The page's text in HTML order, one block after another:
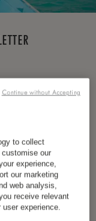
to collect
our
experience,
our marketing
web analysis,
receive relevant
experience.
Continue without Accepting